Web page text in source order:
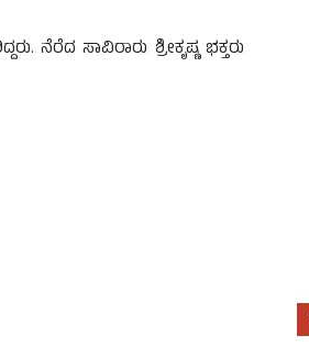
ನೆರೆದ ಸಾವಿರಾರು ಶ್ರೀಕೃಷ್ಣ ಭಕ್ತರು